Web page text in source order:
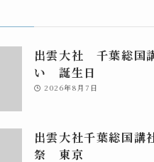
出雲大社 千葉総国
い 誕生日
2026年8月7日
出雲大社千葉総国
祭 東京